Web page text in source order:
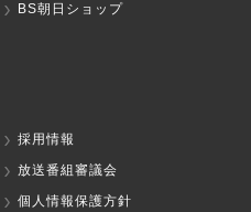
BS朝日ショップ
採用情報
放送番組審議会
個人情報保護方針